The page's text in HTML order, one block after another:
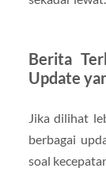
Berita
Update
Jika dilihat
berbagai
soal